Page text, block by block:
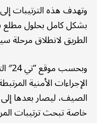
وتهدف هذه الترتيبات
بشكل كامل بحلول مطلع
الطريق لانطلاق مرحلة
الإجراءات الأمنية
الصيف، ليصار بعدها
خاصة تبحث ترتيبات